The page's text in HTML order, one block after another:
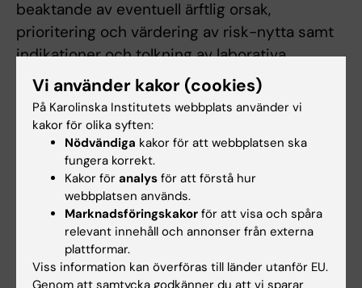
beaktande av eventuell ärftlig orsak,
prioritering och värdering av risk-nytta samt
indikationer och tolkning av laborativa,
funktionsbedömningar och bilddiagnostiska
undersökningar relaterade till symtom och
fynd.
Under kursen tränas vetenskaplig kompetens
och principer för analys av evidensgrad vid
val av klinisk handläggning.
Kursen innefattar VIL och VFU av varierande
omfattning och innehåll. De två VFU-
Vi använder kakor (cookies)
På Karolinska Institutets webbplats använder vi
kakor för olika syften:
Nödvändiga kakor för att webbplatsen ska
fungera korrekt.
Kakor för analys för att förstå hur
webbplatsen används.
Marknadsföringskakor för att visa och spåra
relevant innehåll och annonser från externa
plattformar.
Viss information kan överföras till länder utanför EU.
Genom att samtycka godkänner du att vi sparar